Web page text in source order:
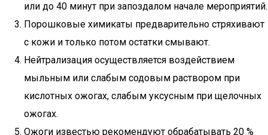
или до 40 минут при запоздалом начале мероприятий.
Порошковые химикаты предварительно стряхивают
с кожи и только потом остатки смывают.
Нейтрализация осуществляется воздействием
мыльным или слабым содовым раствором при
кислотных ожогах, слабым уксусным при щелочных
ожогах.
Ожоги известью рекомендуют обрабатывать 20 %